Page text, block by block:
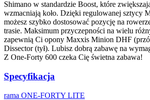
Shimano w standardzie Boost, które
wzmacniają koło. Dzięki regulowanej sztycy
możesz szybko dostosować pozycję na
trasie. Maksimum przyczepności na wielu
zapewnią Ci opony Maxxis Minion DHF
Dissector (tył). Lubisz dobrą zabawę na
Z One-Forty 600 czeka Cię świetna zabawa!
Specyfikacja
rama ONE-FORTY LITE